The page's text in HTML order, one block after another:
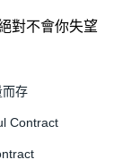
對不會你失望
而存
Contract